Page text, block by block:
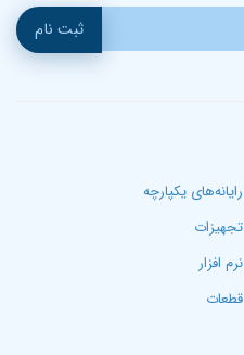
ثبت نام
رایانه‌های یکپارچه
تجهیزات
نرم افزار
قطعات